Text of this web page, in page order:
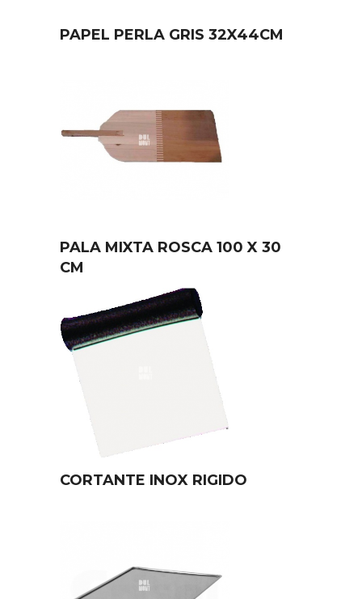
PAPEL PERLA GRIS 32X44CM
PALA MIXTA ROSCA 100 X 30
CM
CORTANTE INOX RIGIDO